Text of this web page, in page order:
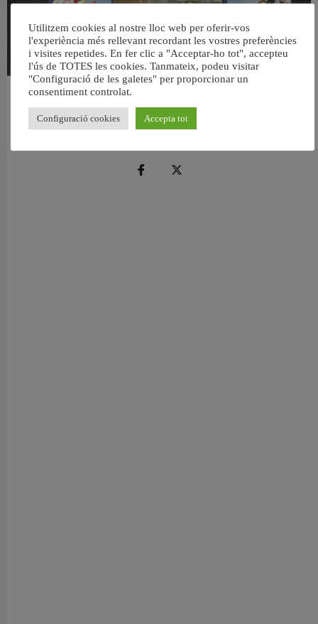
València reforma l’Escola Infantil Pardalets i instal·larà aire condicionat a totes
les aules
5 agost, 2026
Utilitzem cookies al nostre lloc web per oferir-vos
l'experiència més rellevant recordant les vostres preferències
i visites repetides. En fer clic a "Acceptar-ho tot", accepteu
l'ús de TOTES les cookies. Tanmateix, podeu visitar
"Configuració de les galetes" per proporcionar un
consentiment controlat.
Configuració cookies Accepta tot